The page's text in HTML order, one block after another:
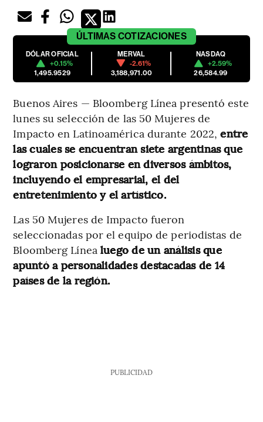
ÚLTIMAS COTIZACIONES
DÓLAR OFICIAL
+0.15%
1,495.9529
MERVAL
-2.61%
3,188,971.00
NASDAQ
+2.59%
26,584.99
Buenos Aires — Bloomberg Línea presentó este
lunes su selección de las 50 Mujeres de
Impacto en Latinoamérica durante 2022,entre
las cuales se encuentran siete argentinas que
lograron posicionarse en diversos ámbitos,
incluyendo el empresarial, el del
entretenimiento y el artístico.
Las 50 Mujeres de Impacto fueron
seleccionadas por el equipo de periodistas de
Bloomberg Línea luego de un análisis que
apuntó a personalidades destacadas de 14
países de la región.
PUBLICIDAD